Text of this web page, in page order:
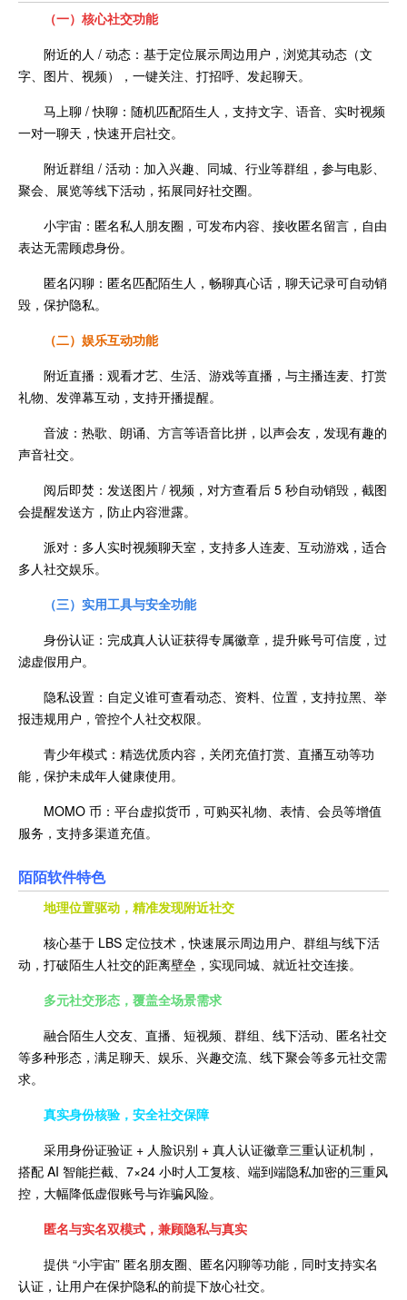
（一）核心社交功能
附近的人 / 动态：基于定位展示周边用户，浏览其动态（文
字、图片、视频），一键关注、打招呼、发起聊天。
马上聊 / 快聊：随机匹配陌生人，支持文字、语音、实时视频
一对一聊天，快速开启社交。
附近群组 / 活动：加入兴趣、同城、行业等群组，参与电影、
聚会、展览等线下活动，拓展同好社交圈。
小宇宙：匿名私人朋友圈，可发布内容、接收匿名留言，自由
表达无需顾虑身份。
匿名闪聊：匿名匹配陌生人，畅聊真心话，聊天记录可自动销
毁，保护隐私。
（二）娱乐互动功能
附近直播：观看才艺、生活、游戏等直播，与主播连麦、打赏
礼物、发弹幕互动，支持开播提醒。
音波：热歌、朗诵、方言等语音比拼，以声会友，发现有趣的
声音社交。
阅后即焚：发送图片 / 视频，对方查看后 5 秒自动销毁，截图
会提醒发送方，防止内容泄露。
派对：多人实时视频聊天室，支持多人连麦、互动游戏，适合
多人社交娱乐。
（三）实用工具与安全功能
身份认证：完成真人认证获得专属徽章，提升账号可信度，过
滤虚假用户。
隐私设置：自定义谁可查看动态、资料、位置，支持拉黑、举
报违规用户，管控个人社交权限。
青少年模式：精选优质内容，关闭充值打赏、直播互动等功
能，保护未成年人健康使用。
MOMO 币：平台虚拟货币，可购买礼物、表情、会员等增值
服务，支持多渠道充值。
陌陌软件特色
地理位置驱动，精准发现附近社交
核心基于 LBS 定位技术，快速展示周边用户、群组与线下活
动，打破陌生人社交的距离壁垒，实现同城、就近社交连接。
多元社交形态，覆盖全场景需求
融合陌生人交友、直播、短视频、群组、线下活动、匿名社交
等多种形态，满足聊天、娱乐、兴趣交流、线下聚会等多元社交需
求。
真实身份核验，安全社交保障
采用身份证验证 + 人脸识别 + 真人认证徽章三重认证机制，
搭配 AI 智能拦截、7×24 小时人工复核、端到端隐私加密的三重风
控，大幅降低虚假账号与诈骗风险。
匿名与实名双模式，兼顾隐私与真实
提供 “小宇宙” 匿名朋友圈、匿名闪聊等功能，同时支持实名
认证，让用户在保护隐私的前提下放心社交。